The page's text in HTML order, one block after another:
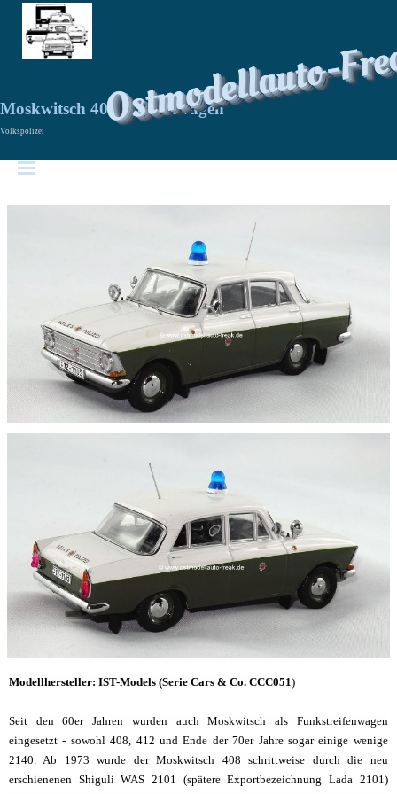
Ostmodellauto-
Moskwitsch 408 Streifenwagen
Volkspolizei
Modellhersteller: IST-Models (Serie Cars & Co. CCC051)
Seit den 60er Jahren wurden auch Moskwitsch als Funkstreifenwagen
eingesetzt - sowohl 408, 412 und Ende der 70er Jahre sogar einige wenige
2140. Ab 1973 wurde der Moskwitsch 408 schrittweise durch die neu
erschienenen Shiguli WAS 2101 (spätere Exportbezeichnung Lada 2101)